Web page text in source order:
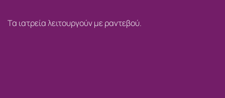
Τα ιατρεία λειτουργούν με ραντεβού.